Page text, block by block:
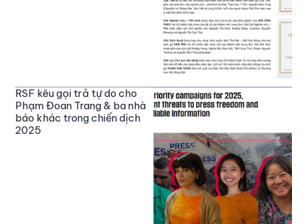
RSF kêu gọi trả tự do cho
Phạm Đoan Trang & ba nhà
báo khác trong chiến dịch
2025